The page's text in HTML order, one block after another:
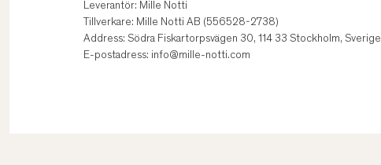
Leverantör: Mille Notti
Tillverkare: Mille Notti AB (556528-2738)
Address: Södra Fiskartorpsvägen 30, 114 33 Stockholm, Sverige
E-postadress: info@mille-notti.com